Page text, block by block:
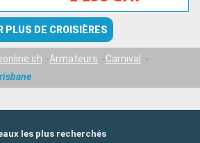
PLUS DE CROISIÈRES
Armateurs
Carnival
les plus recherchés